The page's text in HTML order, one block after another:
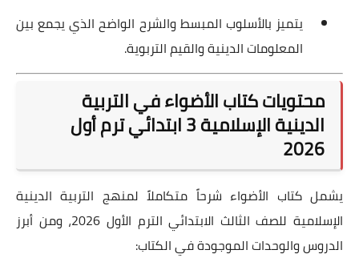
يتميز بالأسلوب المبسط والشرح الواضح الذي يجمع بين
المعلومات الدينية والقيم التربوية.
محتويات كتاب الأضواء في التربية
الدينية الإسلامية 3 ابتدائي ترم أول
2026
يشمل كتاب الأضواء شرحاً متكاملاً لمنهج التربية الدينية
الإسلامية للصف الثالث الابتدائي الترم الأول 2026، ومن أبرز
الدروس والوحدات الموجودة في الكتاب: